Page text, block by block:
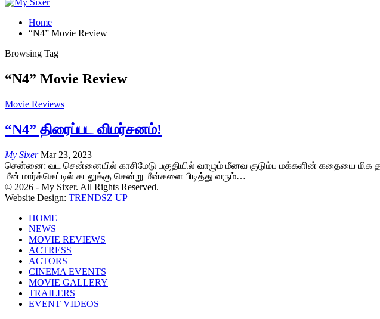
Home
“N4” Movie Review
Browsing Tag
“N4” Movie Review
Movie Reviews
“N4” திரைப்பட விமர்சனம்!
My SixerMar 23, 2023
சென்னை: வட சென்னையில் காசிமேடு பகுதியில் வாழும் மீனவ குடும்ப மக்களின் கதையை மிக
மீன் மார்க்கெட்டில் கடலுக்கு சென்று மீன்களை பிடித்து வரும்…
© 2026 - My Sixer. All Rights Reserved.
Website Design: TRENDSZ UP
HOME
NEWS
MOVIE REVIEWS
ACTRESS
ACTORS
CINEMA EVENTS
MOVIE GALLERY
TRAILERS
EVENT VIDEOS